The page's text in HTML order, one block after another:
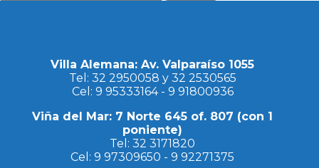
Villa Alemana: Av. Valparaíso 1055
Tel: 32 2950058 y 32 2530565
Cel: 9 95333164- 9 91800936
Viña del Mar: 7 Norte 645 of. 807 (con 1
poniente)
Tel:32 3171820
Cel:9 97309650 -9 92271375